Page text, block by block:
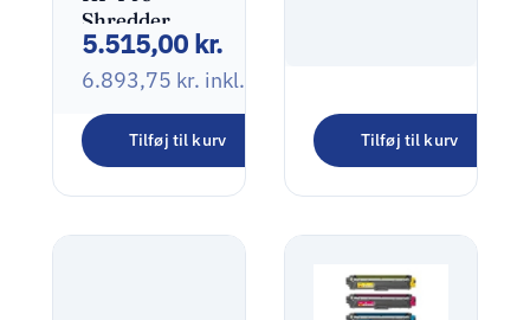
Shredder
Auto 400MC
Makulator 2 x
12 mm
5.515,00 kr.
6.893,75 kr. inkl. moms
Tilføj til kurv
Pro 9122e
AiO
1.535,00kr.
1.918,75kr.inkl.
Tilføj til kurv